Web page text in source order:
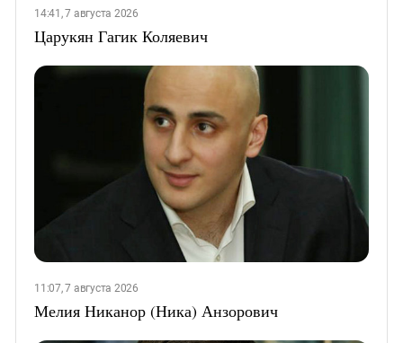
14:41, 7 августа 2026
Царукян Гагик Коляевич
11:07, 7 августа 2026
Мелия Никанор (Ника) Анзорович